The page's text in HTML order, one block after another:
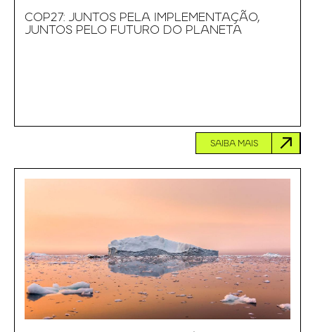
COP27: JUNTOS PELA IMPLEMENTAÇÃO,
JUNTOS PELO FUTURO DO PLANETA
SAIBA MAIS